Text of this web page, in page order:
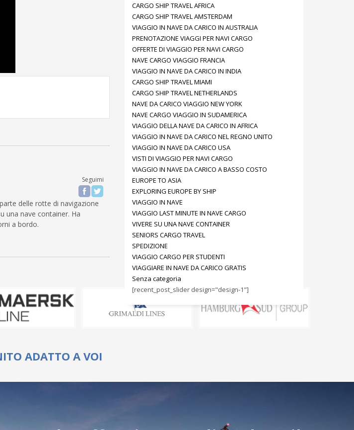
Seguimi
delle rotte di navigazione
una nave container. Ha
a bordo.
CARGO SHIP TRAVEL AFRICA
CARGO SHIP TRAVEL AMSTERDAM
VIAGGIO IN NAVE DA CARICO IN AUSTRALIA
PRENOTAZIONE VIAGGI PER NAVI CARGO
OFFERTE DI VIAGGIO PER NAVI CARGO
NAVE CARGO VIAGGIO FRANCIA
VIAGGIO IN NAVE DA CARICO IN INDIA
CARGO SHIP TRAVEL MIAMI
CARGO SHIP TRAVEL NETHERLANDS
NAVE DA CARICO VIAGGIO NEW YORK
NAVE CARGO VIAGGIO IN SUDAMERICA
VIAGGIO DELLA NAVE DA CARICO IN AFRICA
VIAGGIO IN NAVE DA CARICO NEL REGNO UNITO
VIAGGIO IN NAVE DA CARICO USA
VISTI DI VIAGGIO PER NAVI CARGO
VIAGGIO IN NAVE DA CARICO A BASSO COSTO
EUROPE TO ASIA
EXPLORING EUROPE BY SHIP
VIAGGIO IN NAVE
VIAGGIO LAST MINUTE IN NAVE CARGO
VIVERE SU UNA NAVE CONTAINER
SENIORS CARGO TRAVEL
SPEDIZIONE
VIAGGIO CARGO PER STUDENTI
VIAGGIARE IN NAVE DA CARICO GRATIS
Senza categoria
[recent_post_slider design="design-1"]
ADATTO A VOI